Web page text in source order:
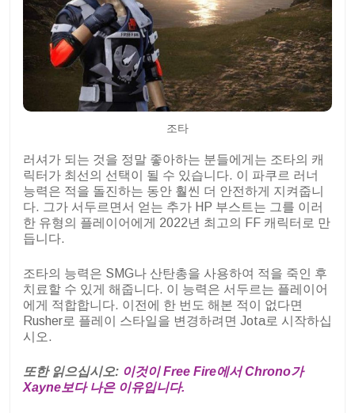
조타
러셔가 되는 것을 정말 좋아하는 분들에게는 조타의 캐
릭터가 최선의 선택이 될 수 있습니다. 이 파쿠르 러너
능력은 적을 돌진하는 동안 훨씬 더 안전하게 지켜줍니
다. 그가 서두르면서 얻는 추가 HP 부스트는 그를 이러
한 유형의 플레이어에게 2022년 최고의 FF 캐릭터로 만
듭니다.
조타의 능력은 SMG나 산탄총을 사용하여 적을 죽인 후
치료할 수 있게 해줍니다. 이 능력은 서두르는 플레이어
에게 적합합니다. 이전에 한 번도 해본 적이 없다면
Rusher로 플레이 스타일을 변경하려면 Jota로 시작하십
시오.
또한 읽으십시오: 이것이 Free Fire에서 Chrono가
Xayne보다 나은 이유입니다.